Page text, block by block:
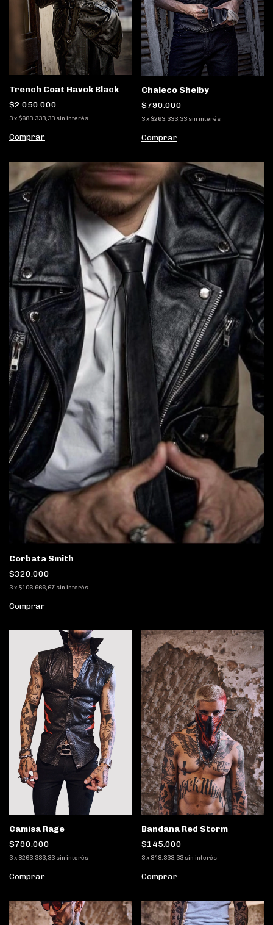
Trench Coat Havok Black
$2.050.000
3x $683.333,33 sin interés
Comprar
Chaleco Shelby
$790.000
3 x $263.333,33 sin interés
Comprar
Corbata Smith
$320.000
3x $106.666,67 sin interés
Comprar
Camisa Rage
$790.000
3x $263.333,33 sin interés
Comprar
Bandana Red Storm
$145.000
3 x $48.333,33 sin interés
Comprar